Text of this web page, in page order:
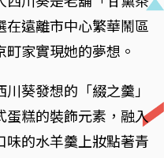
在遠離市中心繁華鬧區
家實現她的夢想。
葵發想的「綴之羹」
蛋糕的裝飾元素，融入
味的水羊羹上妝點著青